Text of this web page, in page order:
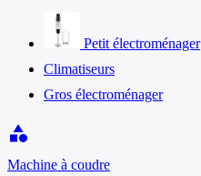
Petit électroménager
Climatiseurs
Gros électroménager
category
Machine à coudre